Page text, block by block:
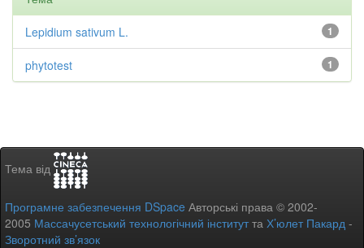
1
Lepidium sativum L.
1
phytotest
Тема від
Програмне забезпечення DSpace Авторські права © 2002-
2005 Массачусетський технологічний інститутта Х’юлет Пакард -
Зворотний зв’язок